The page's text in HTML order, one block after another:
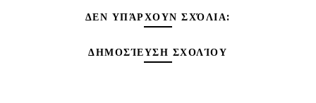
ΔΕΝ ΥΠΆΡΧΟΥΝ ΣΧΌΛΙΑ:
ΔΗΜΟΣΊΕΥΣΗ ΣΧΟΛΊΟΥ